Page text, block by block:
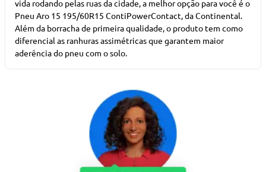
vida rodando pelas ruas da cidade, a melhor opção para você é o
Pneu Aro 15 195/60R15 ContiPowerContact, da Continental.
Além da borracha de primeira qualidade, o produto tem como
diferencial as ranhuras assimétricas que garantem maior
aderência do pneu com o solo.